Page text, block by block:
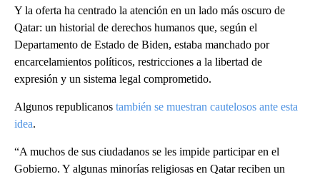
Y la oferta ha centrado la atención en un lado más oscuro de
Qatar: un historial de derechos humanos que, según el
Departamento de Estado de Biden, estaba manchado por
encarcelamientos políticos, restricciones a la libertad de
expresión y un sistema legal comprometido.
Algunos republicanos también se muestran cautelosos ante esta
idea.
“A muchos de sus ciudadanos se les impide participar en el
Gobierno. Y algunas minorías religiosas en Qatar reciben un